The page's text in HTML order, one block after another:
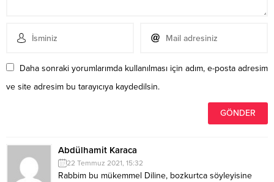
Daha sonraki yorumlarımda kullanılması için adım, e-posta adresim
ve site adresim bu tarayıcıya kaydedilsin.
Abdülhamit Karaca
22 Temmuz 2021, 15:32
Rabbim bu mükemmel Diline, bozkurtca söyleyisine